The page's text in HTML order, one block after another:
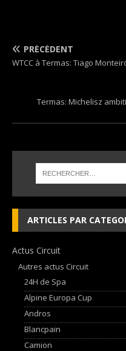
PRÉCÉDENT
WTCC à Termas: Tiago
Termas: Michelisz
ARTICLES PAR
Actus Circuit
Autres actus Circuit
24H de Spa
Alpine Europa Cup
Andros
Blancpain
Camion